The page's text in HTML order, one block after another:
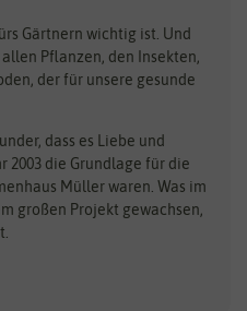
Dürr-Samen
Feldsaaten Freudenberger
Fertil
Flora Elite
Gärtnern wichtig ist. Und
allen Pflanzen, den Insekten,
der für unsere gesunde
dass es Liebe und
2003 die Grundlage für die
Müller waren. Was im
großen Projekt gewachsen,